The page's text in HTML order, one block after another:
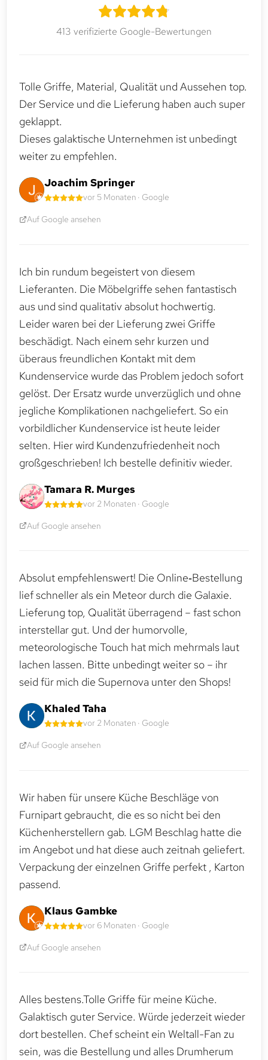
413 verifizierte Google-Bewertungen
Tolle Griffe, Material, Qualität und Aussehen top.
Der Service und die Lieferung haben auch super
geklappt.
Dieses galaktische Unternehmen ist unbedingt
weiter zu empfehlen.
Joachim Springer
vor 5 Monaten · Google
Auf Google ansehen
Ich bin rundum begeistert von diesem
Lieferanten. Die Möbelgriffe sehen fantastisch
aus und sind qualitativ absolut hochwertig.
Leider waren bei der Lieferung zwei Griffe
beschädigt. Nach einem sehr kurzen und
überaus freundlichen Kontakt mit dem
Kundenservice wurde das Problem jedoch sofort
gelöst. Der Ersatz wurde unverzüglich und ohne
jegliche Komplikationen nachgeliefert. So ein
vorbildlicher Kundenservice ist heute leider
selten. Hier wird Kundenzufriedenheit noch
großgeschrieben! Ich bestelle definitiv wieder.
Tamara R. Murges
vor 2 Monaten · Google
Auf Google ansehen
Absolut empfehlenswert! Die Online‑Bestellung
lief schneller als ein Meteor durch die Galaxie.
Lieferung top, Qualität überragend – fast schon
interstellar gut. Und der humorvolle,
meteorologische Touch hat mich mehrmals laut
lachen lassen. Bitte unbedingt weiter so – ihr
seid für mich die Supernova unter den Shops!
Khaled Taha
vor 2 Monaten · Google
Auf Google ansehen
Wir haben für unsere Küche Beschläge von
Furnipart gebraucht, die es so nicht bei den
Küchenherstellern gab. LGM Beschlag hatte die
im Angebot und hat diese auch zeitnah geliefert.
Verpackung der einzelnen Griffe perfekt , Karton
passend.
Klaus Gambke
vor 6 Monaten · Google
Auf Google ansehen
Alles bestens.Tolle Griffe für meine Küche.
Galaktisch guter Service. Würde jederzeit wieder
dort bestellen. Chef scheint ein Weltall-Fan zu
sein, was die Bestellung und alles Drumherum